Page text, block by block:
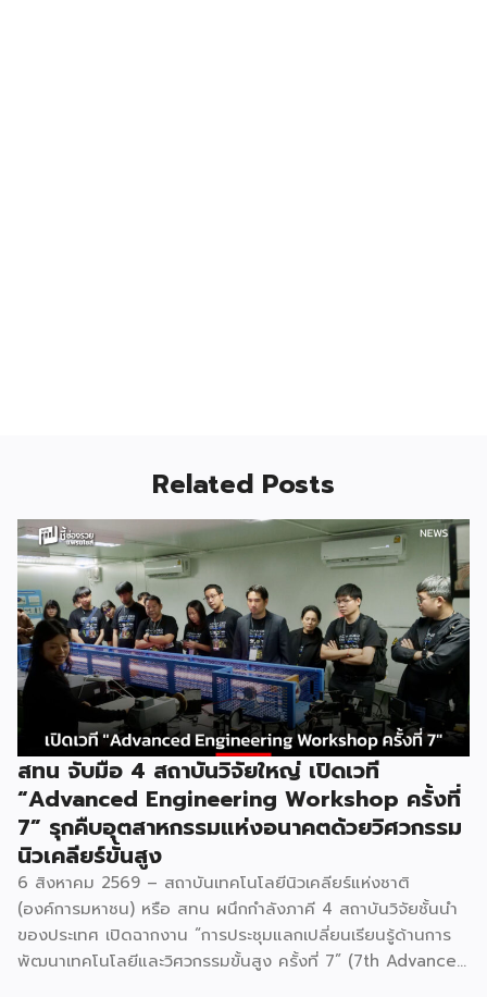
Related Posts
สทน จับมือ 4 สถาบันวิจัยใหญ่ เปิดเวที
“Advanced Engineering Workshop ครั้งที่
7” รุกคืบอุตสาหกรรมแห่งอนาคตด้วยวิศวกรรม
นิวเคลียร์ขั้นสูง
6 สิงหาคม 2569 – สถาบันเทคโนโลยีนิวเคลียร์แห่งชาติ
(องค์การมหาชน) หรือ สทน ผนึกกำลังภาคี 4 สถาบันวิจัยชั้นนำ
ของประเทศ เปิดฉากงาน “การประชุมแลกเปลี่ยนเรียนรู้ด้านการ
พัฒนาเทคโนโลยีและวิศวกรรมขั้นสูง ครั้งที่ 7” (7th Advanced